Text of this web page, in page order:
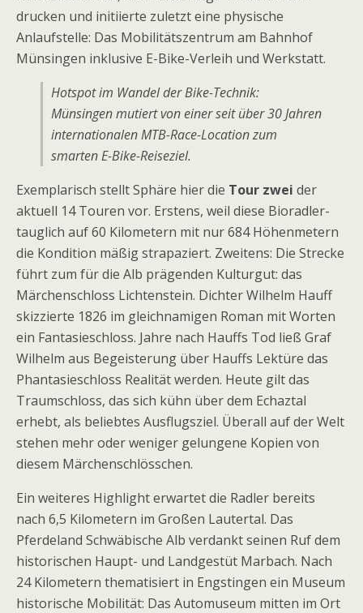
drucken und initiierte zuletzt eine physische
Anlaufstelle: Das Mobilitätszentrum am Bahnhof
Münsingen inklusive E-Bike-Verleih und Werkstatt.
Hotspot im Wandel der Bike-Technik:
Münsingen mutiert von einer seit über 30 Jahren
internationalen MTB-Race-Location zum
smarten E-Bike-Reiseziel.
Exemplarisch stellt Sphäre hier die Tour zwei der
aktuell 14 Touren vor. Erstens, weil diese Bioradler-
tauglich auf 60 Kilometern mit nur 684 Höhenmetern
die Kondition mäßig strapaziert. Zweitens: Die Strecke
führt zum für die Alb prägenden Kulturgut: das
Märchenschloss Lichtenstein. Dichter Wilhelm Hauff
skizzierte 1826 im gleichnamigen Roman mit Worten
ein Fantasieschloss. Jahre nach Hauffs Tod ließ Graf
Wilhelm aus Begeisterung über Hauffs Lektüre das
Phantasieschloss Realität werden. Heute gilt das
Traumschloss, das sich kühn über dem Echaztal
erhebt, als beliebtes Ausflugsziel. Überall auf der Welt
stehen mehr oder weniger gelungene Kopien von
diesem Märchenschlösschen.
Ein weiteres Highlight erwartet die Radler bereits
nach 6,5 Kilometern im Großen Lautertal. Das
Pferdeland Schwäbische Alb verdankt seinen Ruf dem
historischen Haupt- und Landgestüt Marbach. Nach
24 Kilometern thematisiert in Engstingen ein Museum
historische Mobilität: Das Automuseum mitten im Ort